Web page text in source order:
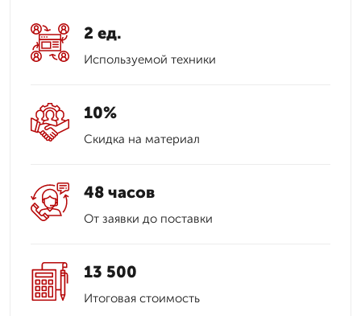
2 ед.
Используемой техники
10%
Скидка на материал
48 часов
От заявки до поставки
13 500
Итоговая стоимость